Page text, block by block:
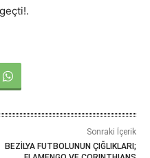
Sonraki İçerik
BEZİLYA FUTBOLUNUN ÇIĞLIKLARI;